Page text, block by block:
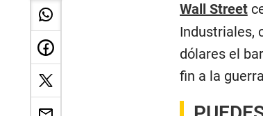
Wall Street
Industriales,
dólares el
fin a la